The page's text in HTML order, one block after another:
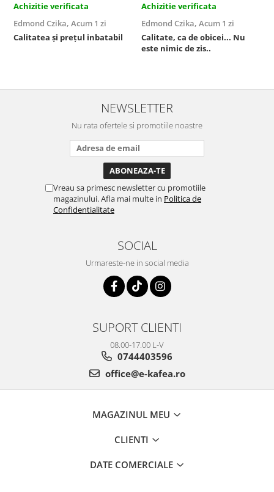
Achizitie verificata
Edmond Czika, Acum 1 zi
Calitatea și prețul inbatabil
Achizitie verificata
Edmond Czika, Acum 1 zi
Calitate, ca de obicei... Nu
este nimic de zis..
NEWSLETTER
Nu rata ofertele si promotiile noastre
Vreau sa primesc newsletter cu promotiile
magazinului. Afla mai multe in Politica de
Confidentialitate
SOCIAL
Urmareste-ne in social media
SUPORT CLIENTI
08.00-17.00 L-V
0744403596
office@e-kafea.ro
MAGAZINUL MEU
CLIENTI
DATE COMERCIALE